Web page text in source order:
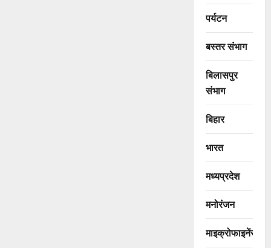
पर्यटन
बस्तर संभाग
बिलासपुर
संभाग
बिहार
भारत
मध्यप्रदेश
मनोरंजन
माइक्रोफाइनेंस